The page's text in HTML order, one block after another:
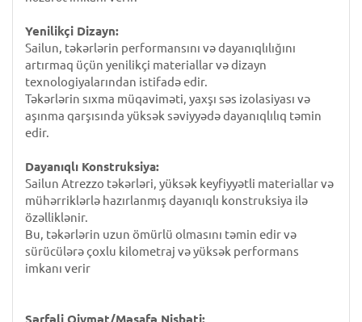
Yenilikçi Dizayn:
Sailun, təkərlərin performansını və dayanıqlılığını
artırmaq üçün yenilikçi materiallar və dizayn
texnologiyalarından istifadə edir.
Təkərlərin sıxma müqaviməti, yaxşı səs izolasiyası və
aşınma qarşısında yüksək səviyyədə dayanıqlılıq təmin
edir.
Dayanıqlı Konstruksiya:
Sailun Atrezzo təkərləri, yüksək keyfiyyətli materiallar və
mühərriklərlə hazırlanmış dayanıqlı konstruksiya ilə
özəlliklənir.
Bu, təkərlərin uzun ömürlü olmasını təmin edir və
sürücülərə çoxlu kilometraj və yüksək performans
imkanı verir
Sərfəli Qiymət/Məsafə Nisbəti: